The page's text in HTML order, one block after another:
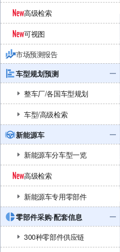
高级检索
可视图
市场预测报告
车型规划预测
整车厂/各国车型规划
车型/高级检索
新能源车
新能源车分车型一览
高级检索
新能源车专用零部件
零部件采购·配套信息
300种零部件供应链